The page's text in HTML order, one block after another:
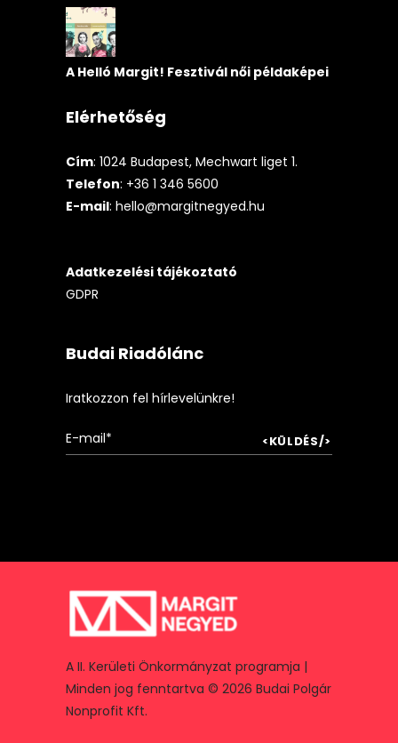
A Helló Margit! Fesztivál női példaképei
Elérhetőség
Cím: 1024 Budapest, Mechwart liget 1.
Telefon: +36 1 346 5600
E-mail: hello@margitnegyed.hu
Adatkezelési tájékoztató
GDPR
Budai Riadólánc
Iratkozzon fel hírlevelünkre!
A II. Kerületi Önkormányzat programja |
Minden jog fenntartva © 2026 Budai Polgár
Nonprofit Kft.